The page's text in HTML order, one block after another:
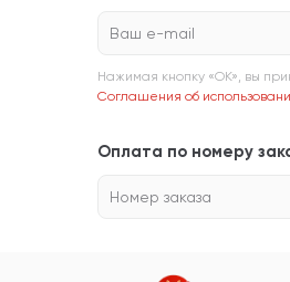
Ваш e-mail
Нажимая кнопку «ОК», вы
Соглашения об
Оплата по номеру
Номер заказа